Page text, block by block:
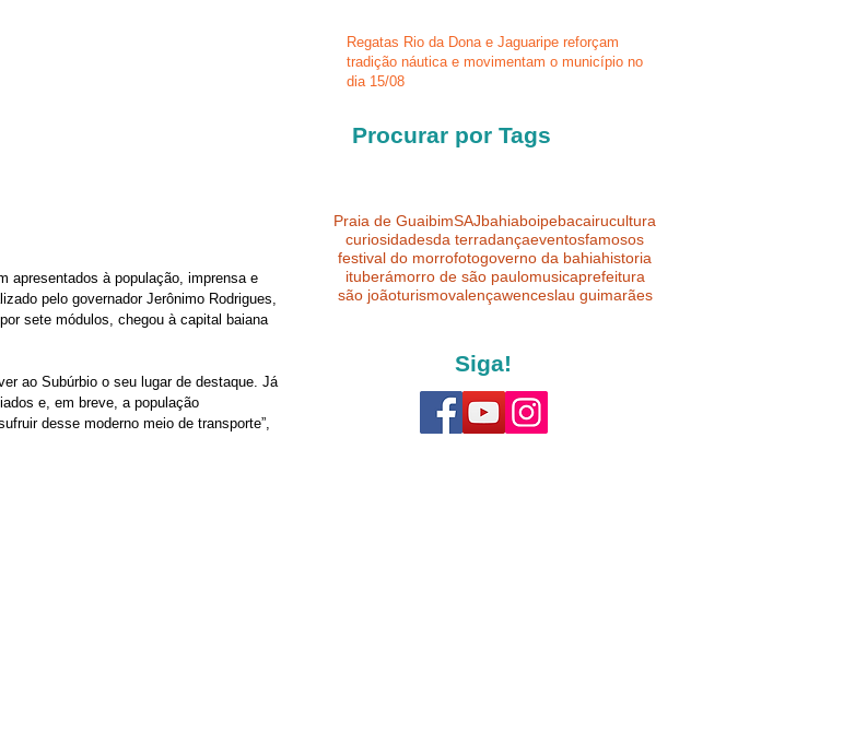
apresentados à população, imprensa e
pelo governador Jerônimo Rodrigues,
sete módulos, chegou à capital baiana
ao Subúrbio o seu lugar de destaque. Já
e, em breve, a população
desse moderno meio de transporte”,
Regatas Rio da Dona e Jaguaripe reforçam
tradição náutica e movimentam o município no
dia 15/08
Procurar por Tags
Praia de GuaibimSAJbahiaboipebacairucultura
curiosidadesda terradançaeventosfamosos
festival do morrofotogoverno da bahiahistoria
ituberámorro de são paulomusicaprefeitura
são joãoturismovalençawenceslau guimarães
Siga!